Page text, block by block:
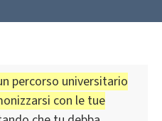
percorso universitario
con le tue